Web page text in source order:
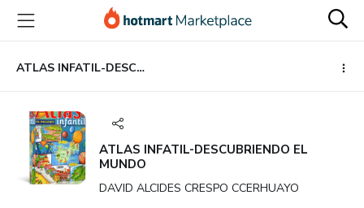
principal
página
de
página
ATLAS INFATIL-DESCUBRIENDO EL MUNDO
ATLAS INFATIL-DESCUBRIENDO EL
MUNDO
DAVID ALCIDES CRESPO CCERHUAYO